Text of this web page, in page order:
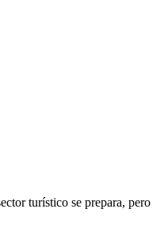
turístico se prepara, pero